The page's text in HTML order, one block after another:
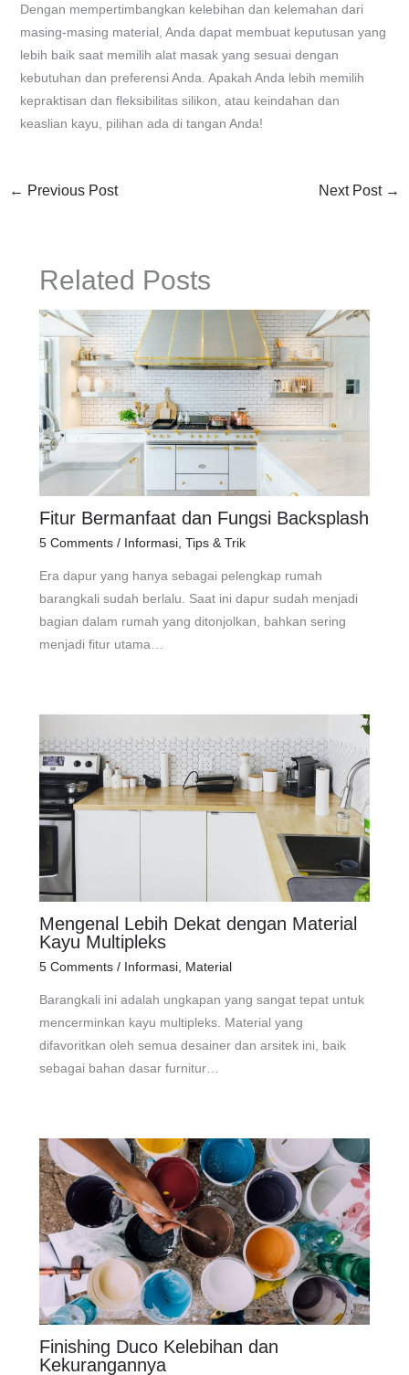
Dengan mempertimbangkan kelebihan dan kelemahan dari
masing-masing material, Anda dapat membuat keputusan yang
lebih baik saat memilih alat masak yang sesuai dengan
kebutuhan dan preferensi Anda. Apakah Anda lebih memilih
kepraktisan dan fleksibilitas silikon, atau keindahan dan
keaslian kayu, pilihan ada di tangan Anda!
← Previous Post Next Post →
Related Posts
Fitur Bermanfaat dan Fungsi Backsplash
5 Comments / Informasi, Tips & Trik
Era dapur yang hanya sebagai pelengkap rumah
barangkali sudah berlalu. Saat ini dapur sudah menjadi
bagian dalam rumah yang ditonjolkan, bahkan sering
menjadi fitur utama…
Mengenal Lebih Dekat dengan Material
Kayu Multipleks
5 Comments / Informasi, Material
Barangkali ini adalah ungkapan yang sangat tepat untuk
mencerminkan kayu multipleks. Material yang
difavoritkan oleh semua desainer dan arsitek ini, baik
sebagai bahan dasar furnitur…
Finishing Duco Kelebihan dan
Kekurangannya